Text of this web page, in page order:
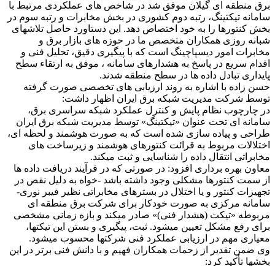
برق منطقه ای گیلان موفق شد در شاخص های عملکردی مرتبط با
سامانه تیکتینگ، رتبه دوم کشوری در بخش مخابرات و رتبه سوم در
بخش کنتورها را به خود اختصاص دهد. این دستاورد حاصل تلاشهای
شبانه روزی همکاران متخصص ما در حوزه های بازار برق و
مخابرات امور دیسپاچینگ است که با پیگیری دقیق، تحلیل فنی و
اقدام سریع در پاسخ به هشدارهای سامانه ، موفق به ارتقاء سطح
پایداری تبادل داده ها در سطح منطقه شدند.
حسن زاده با اشاره به روند ارزیابی های تخصصی صورت گرفته
توسط شرکت مدیریت شبکه برق ایران اظهار داشت:
در چارچوب نظام پایش و کنترل عملکرد شبکه سراسری برق،
سامانه ای تحت عنوان «تیکتینگ» توسط مدیریت شبکه برق ایران
طراحی و پیاده سازی شده است که به صورت هوشمند و لحظه ای،
اختلالات مربوط به قرائت کنتورهای هوشمند و زیرساخت های
مخابراتی انتقال داده را شناسایی و ثبت میکند.
معاون بهره برداری افزود: در صورتی که در فرآیند دریافت داده ها
از سمت کنتورها مشکلی وجود داشته باشد -خواه به دلیل نقص در
تجهیزات کنتور و یا اختلال در بسترهای مخابراتی نظیر فیبر نوری-
سامانه مرکزی به صورت خودکار برای شرکت برق منطقه ای
مربوطه «تیکت (هشدار فنی)» صادر میکند و بازه زمانی مشخصی
برای رفع مشکل تعیین میشود. ثبت، پیگیری و بستن این تیکتها،
معیاری مهم در ارزیابی عملکرد فنی شرکتها محسوب میشود.
وی ضمن تقدیر از زحمات همکاران فهیم و با دانش فنی برتر در این
بخشها تأکید کرد: